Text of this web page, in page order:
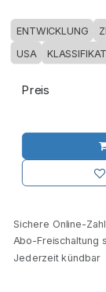
ENTWICKLUNG
USA
Preis
Sichere Online-
Abo-Freischaltung
Jederzeit kündbar